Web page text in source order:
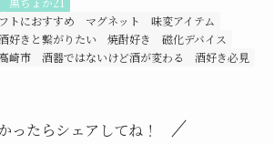
トにおすすめ マグネット
味変アイテム
好きと繋がりたい 焼酎好き
磁化デバイス
崎市 酒器ではないけど酒が変わる
酒好き必見
ったらシェアしてね！